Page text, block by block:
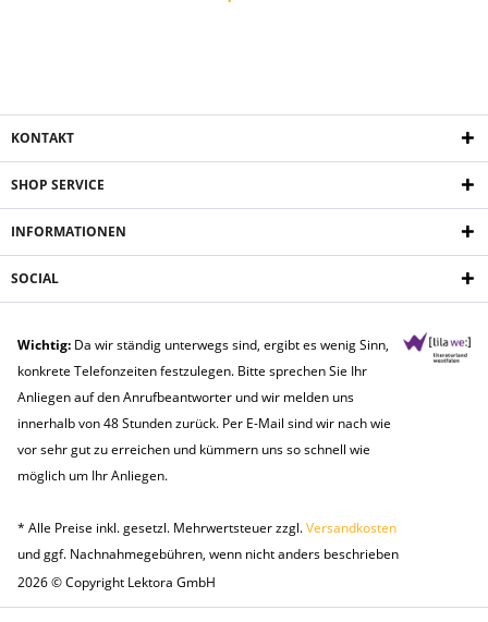
KONTAKT
SHOP SERVICE
INFORMATIONEN
SOCIAL
Wichtig: Da wir ständig unterwegs sind, ergibt es wenig Sinn,
konkrete Telefonzeiten festzulegen. Bitte sprechen Sie Ihr
Anliegen auf den Anrufbeantworter und wir melden uns
innerhalb von 48 Stunden zurück. Per E-Mail sind wir nach wie
vor sehr gut zu erreichen und kümmern uns so schnell wie
möglich um Ihr Anliegen.
* Alle Preise inkl. gesetzl. Mehrwertsteuer zzgl.Versandkosten
und ggf. Nachnahmegebühren, wenn nicht anders beschrieben
2026 © Copyright Lektora GmbH